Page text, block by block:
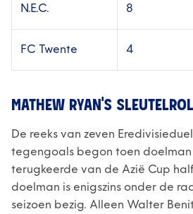
N.E.C. 8
FC Twente 4
MATHEW RYAN'S
De reeks van zeven
tegengoals begon toen doelman
terugkeerde van de Azië Cup
doelman is enigszins onder de
seizoen bezig. Alleen Walter